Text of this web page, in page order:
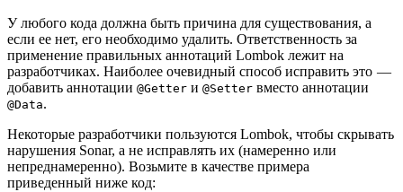
У любого кода должна быть причина для существования, а
если ее нет, его необходимо удалить. Ответственность за
применение правильных аннотаций Lombok лежит на
разработчиках. Наиболее очевидный способ исправить это —
добавить аннотации @Getter и @Setter вместо аннотации
@Data.
Некоторые разработчики пользуются Lombok, чтобы скрывать
нарушения Sonar, а не исправлять их (намеренно или
непреднамеренно). Возьмите в качестве примера
приведенный ниже код: